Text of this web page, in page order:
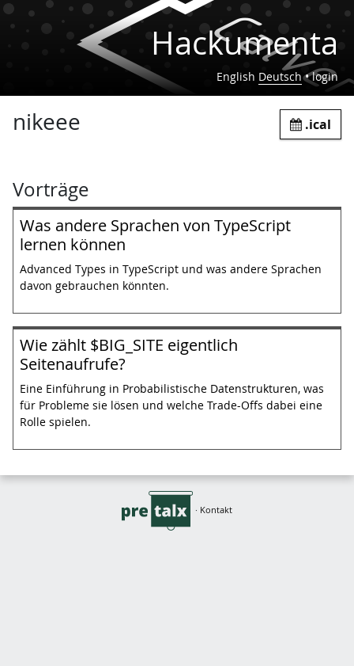
Hackumenta
English Deutsch•login
nikeee .ical
Vorträge
Was andere Sprachen von TypeScript
lernen können
Advanced Types in TypeScript und was andere Sprachen
davon gebrauchen könnten.
Wie zählt $BIG_SITE eigentlich
Seitenaufrufe?
Eine Einführung in Probabilistische Datenstrukturen, was
für Probleme sie lösen und welche Trade-Offs dabei eine
Rolle spielen.
· Kontakt